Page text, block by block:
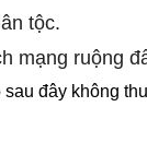
tộc.
mạng ruộng
đây không